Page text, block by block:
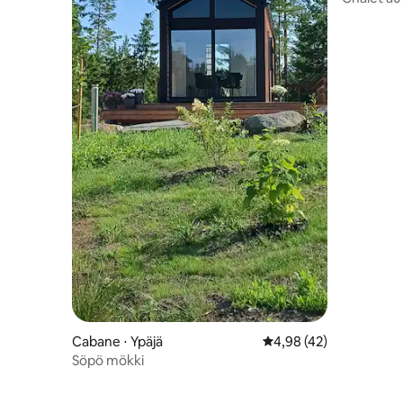
Cabane ⋅ Ypäjä Évaluation moyenne
4,98 (42)
Söpö mökki